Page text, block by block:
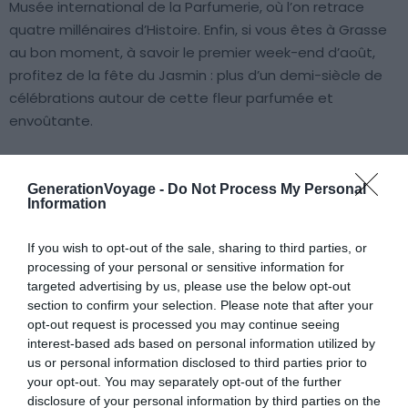
GenerationVoyage - Do Not Process My Personal
Information
If you wish to opt-out of the sale, sharing to third parties, or
processing of your personal or sensitive information for
targeted advertising by us, please use the below opt-out
section to confirm your selection. Please note that after your
opt-out request is processed you may continue seeing
interest-based ads based on personal information utilized by
us or personal information disclosed to third parties prior to
your opt-out. You may separately opt-out of the further
disclosure of your personal information by third parties on the
Musée international de la Parfumerie, où l’on retrace
quatre millénaires d’Histoire. Enfin, si vous êtes à Grasse
au bon moment, à savoir le premier week-end d’août,
profitez de la fête du Jasmin : plus d’un demi-siècle de
célébrations autour de cette fleur parfumée et
envoûtante.
Au-delà d’être la capitale mondiale du parfum, Grasse a
d’Histoire”. Ces deux distinctions sont bien évidemment
différentes puisque la première souligne les actions
citoyennes pour l’internet urbain et la seconde
récompense une ville s’inscrivant dans une démarche de
valorisation de ses patrimoines bâtis, naturels et/ou
industriels. Deux bonnes raisons supplémentaires de
visiter Grasse !